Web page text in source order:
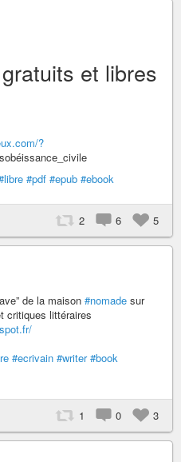
et libres
?
#pdf #epub #ebook
2 6 5
de la maison #nomade sur
critiques littéraires
#ecrivain #writer #book
1 0 3